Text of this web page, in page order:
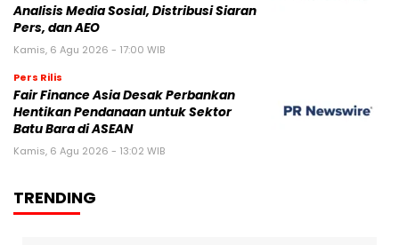
Analisis Media Sosial, Distribusi Siaran
Pers, dan AEO
Kamis, 6 Agu 2026 - 17:00 WIB
Pers Rilis
Fair Finance Asia Desak Perbankan
Hentikan Pendanaan untuk Sektor
Batu Bara di ASEAN
Kamis, 6 Agu 2026 - 13:02 WIB
TRENDING